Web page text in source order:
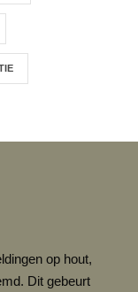
op hout,
Dit gebeurt